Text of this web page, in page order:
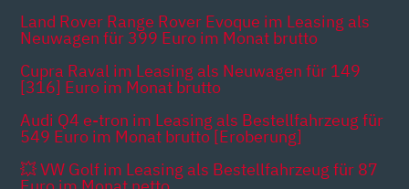
Land Rover Range Rover Evoque im Leasing als
Neuwagen für 399 Euro im Monat brutto
Cupra Raval im Leasing als Neuwagen für 149
[316] Euro im Monat brutto
Audi Q4 e-tron im Leasing als Bestellfahrzeug für
549 Euro im Monat brutto [Eroberung]
💥 VW Golf im Leasing als Bestellfahrzeug für 87